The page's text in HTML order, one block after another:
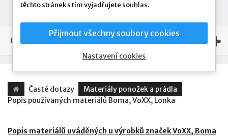
NAŠE NABÍDKA
Časté dotazy
Materiály ponožek a prádla
Popis používaných materiálů Boma, VoXX, Lonka
Popis materiálů uváděných u výrobků značek VoXX, Boma
těchto stránek s tím vyjadřujete souhlas.
Přijmout všechny soubory cookies
Nastavení cookies